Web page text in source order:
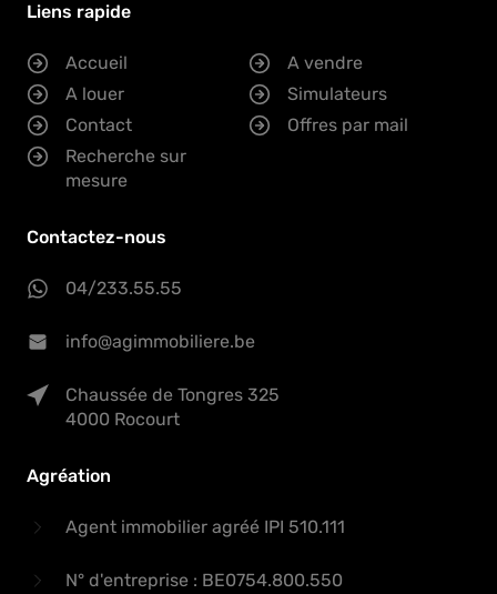
Liens rapide
Accueil
A vendre
A louer
Simulateurs
Contact
Offres par mail
Recherche sur
mesure
Contactez-nous
04/233.55.55
info@agimmobiliere.be
Chaussée de Tongres 325
4000 Rocourt
Agréation
Agent immobilier agréé IPI 510.111
N° d'entreprise : BE0754.800.550